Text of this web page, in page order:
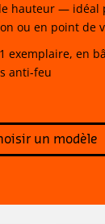
hauteur —
ou en point de
exemplaire, en
anti-feu
un modèle